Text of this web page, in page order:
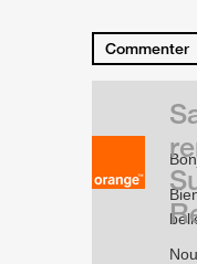
Commenter